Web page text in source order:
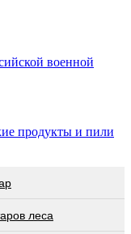
военной
продукты и пили
леса